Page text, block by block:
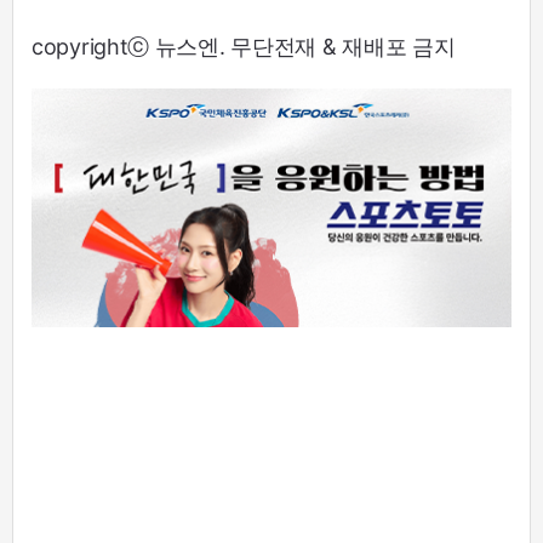
copyrightⓒ 뉴스엔. 무단전재 & 재배포 금지